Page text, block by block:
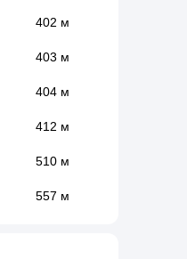
402 м
403 м
404 м
412 м
510 м
557 м